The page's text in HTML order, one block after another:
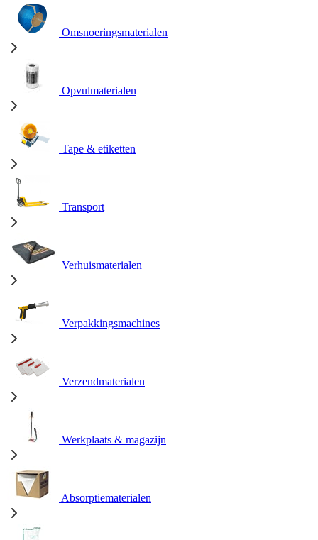
Omsnoeringsmaterialen
Opvulmaterialen
Tape & etiketten
Transport
Verhuismaterialen
Verpakkingsmachines
Verzendmaterialen
Werkplaats & magazijn
Absorptiematerialen